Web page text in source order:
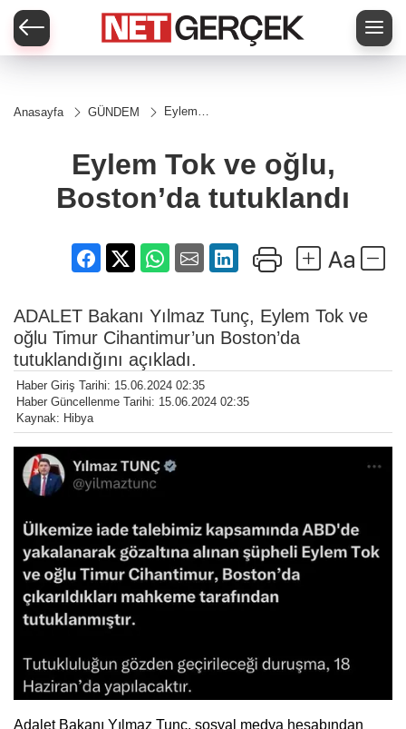
Anasayfa GÜNDEM
Eylem
Boston’da
tutuklandı
Eylem Tok ve oğlu,
Boston’da tutuklandı
ADALET Bakanı Yılmaz Tunç, Eylem Tok ve
oğlu Timur Cihantimur’un Boston’da
tutuklandığını açıkladı.
Haber Giriş Tarihi: 15.06.2024 02:35
Haber Güncellenme Tarihi: 15.06.2024 02:35
Kaynak: Hibya
Adalet Bakanı Yılmaz Tunç, sosyal medya hesabından